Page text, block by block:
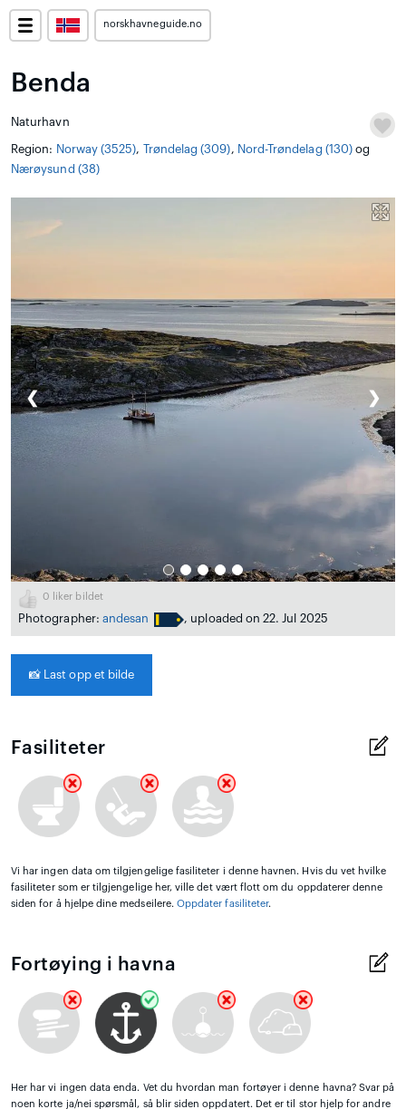
norskhavneguide.no
Benda
Naturhavn
Region: Norway (3525), Trøndelag (309), Nord-Trøndelag (130)og
Nærøysund (38)
❮ ❯
0 liker bildet
Photographer: andesan , uploaded on 22. Jul 2025
📸 Last opp et bilde
Fasiliteter
Vi har ingen data om tilgjengelige fasiliteter i denne havnen. Hvis du vet hvilke
fasiliteter som er tilgjengelige her, ville det vært flott om du oppdaterer denne
siden for å hjelpe dine medseilere. Oppdater fasiliteter.
Fortøying i havna
Her har vi ingen data enda. Vet du hvordan man fortøyer i denne havna? Svar på
noen korte ja/nei spørsmål, så blir siden oppdatert. Det er til stor hjelp for andre